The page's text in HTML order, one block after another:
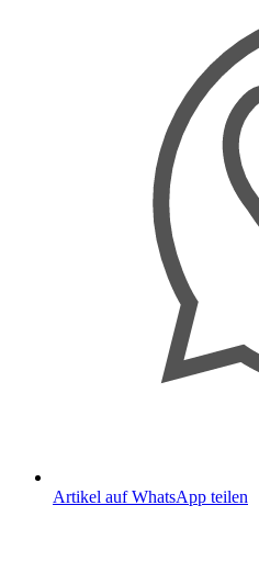
Artikel auf WhatsApp teilen